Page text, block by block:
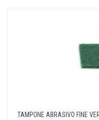
TAMPONE ABRASIVO FINE